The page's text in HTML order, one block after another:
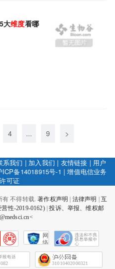
大维度看哪个好
4 ... 9 >
系我们 | 加入我们 | 友情链接 | 用户
ICP备14018915号-1 |增值电信业务
可证
有 不得转载.著作权声明 法律声明
互
性-2019-0162)|投诉、举报、维权邮
网
络
会
征
31010402000321